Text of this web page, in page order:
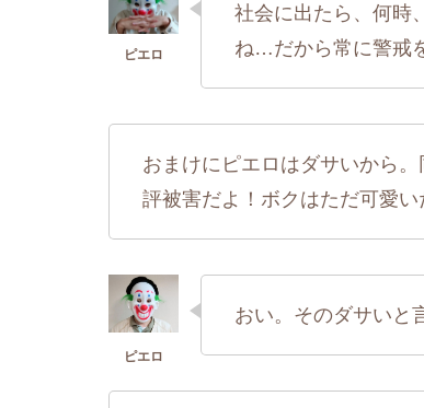
社会に出たら、何時
ね…だから常に警戒
おまけにピエロはダサいから
評被害だよ！ボクはただ可愛い
おい。そのダサいと